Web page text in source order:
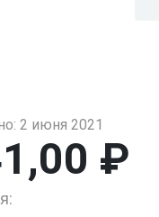
2 июня 2021
₽